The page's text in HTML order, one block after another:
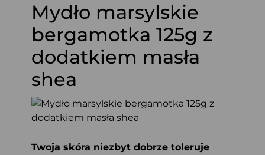
Mydło marsylskie
bergamotka 125g z
dodatkiem masła
shea
Twoja skóra niezbyt dobrze toleruje